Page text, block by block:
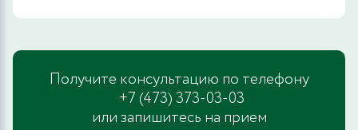
Получите консультацию по телефону
+7 (473) 373-03-03
или запишитесь на прием